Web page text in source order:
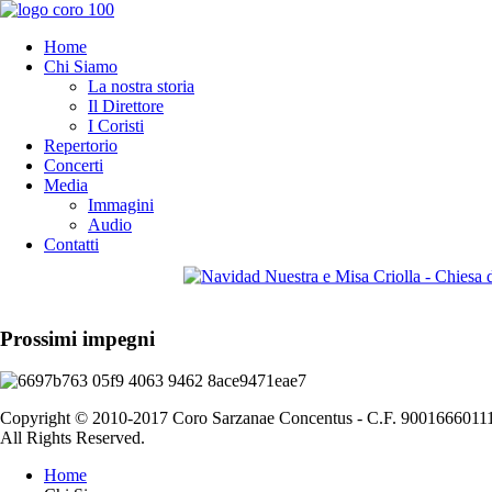
Home
Chi Siamo
La nostra storia
Il Direttore
I Coristi
Repertorio
Concerti
Media
Immagini
Audio
Contatti
Prossimi impegni
Copyright © 2010-2017 Coro Sarzanae Concentus - C.F.
All Rights Reserved.
Home